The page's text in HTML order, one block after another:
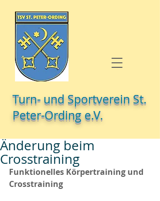
Turn- und Sportverein St.
Peter-Ording e.V.
Änderung beim
Crosstraining
Funktionelles Körpertraining und
Crosstraining